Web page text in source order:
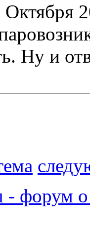
Октября
Ну и
- форум